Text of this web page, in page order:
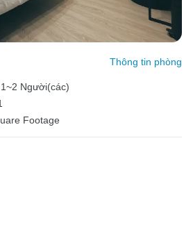
Thông tin phòng
1~2 Người(các)
Footage